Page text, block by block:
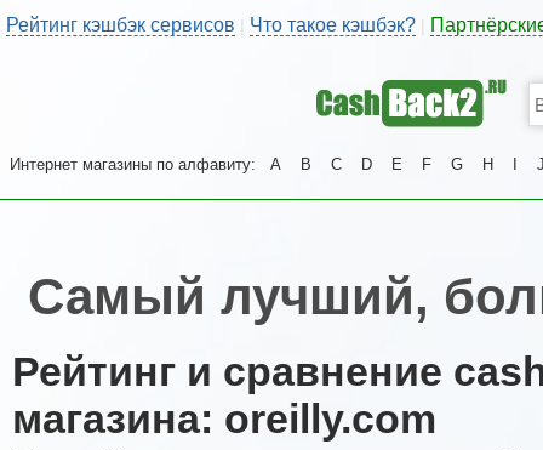
Рейтинг кэшбэк сервисов | Что такое кэшбэк?
Интернет магазины по алфавиту: A B C D E F G H
Самый лучший,
Рейтинг и сравнение
магазина: oreilly.com